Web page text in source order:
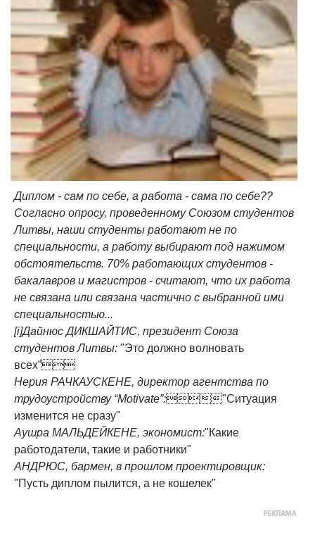
Диплом - сам по себе, а работа - сама по себе??
Согласно опросу, проведенному Союзом студентов
Литвы, наши студенты работают не по
специальности, а работу выбирают под нажимом
обстоятельств. 70% работающих студентов -
бакалавров и магистров - считают, что их работа
не связана или связана частично с выбранной ими
специальностью...
[i]Дайнюс ДИКШАЙТИС, президент Союза
студентов Литвы: "Это должно волновать
всех”
Нерия РАЧКАУСКЕНЕ, директор агентства по
трудоустройству “Motivate”:"Ситуация
изменится не сразу"
Аушра МАЛЬДЕЙКЕНЕ, экономист:"Какие
работодатели, такие и работники"
АНДРЮС, бармен, в прошлом проектировщик:
"Пусть диплом пылится, а не кошелек"